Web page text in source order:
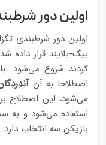
اولین دور
اولین دور شرطبندی
کردند شروع می‌شود.
اصطلاحا به آن
می‌شود، این اصطلاح
استفاده می‌شود و به
بازیکن سه انتخاب دارد: